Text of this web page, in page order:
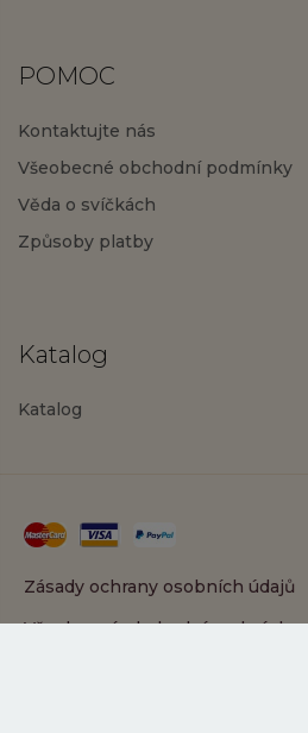
POMOC
Kontaktujte nás
Všeobecné obchodní podmínky
Věda o svíčkách
Způsoby platby
Katalog
Katalog
Zásady ochrany osobních údajů
Všeobecné obchodní podmínky